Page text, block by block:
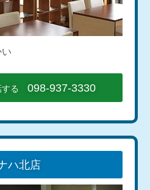
る 098-937-3330
ハ北店